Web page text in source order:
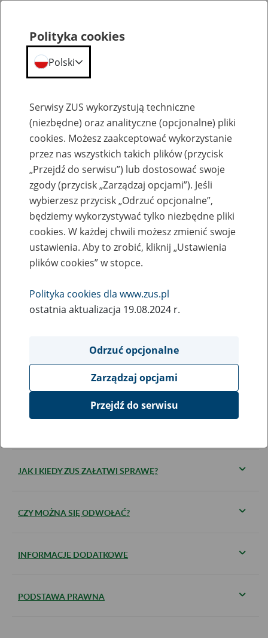
Katalog usług
Dane z ZUS dla uprawnionych
instytucji (OK-WUD)
KOGO DOTYCZY?
JAKIE DOKUMENTY SĄ WYMAGANE?
KIEDY ZŁOŻYĆ DOKUMENTY?
JAK I KIEDY ZUS ZAŁATWI SPRAWĘ?
CZY MOŻNA SIĘ ODWOŁAĆ?
INFORMACJE DODATKOWE
PODSTAWA PRAWNA
Polityka cookies
Polski
Serwisy ZUS wykorzystują techniczne
(niezbędne) oraz analityczne (opcjonalne) pliki
cookies. Możesz zaakceptować wykorzystanie
przez nas wszystkich takich plików (przycisk
„Przejdź do serwisu”) lub dostosować swoje
zgody (przycisk „Zarządzaj opcjami”). Jeśli
wybierzesz przycisk „Odrzuć opcjonalne”,
będziemy wykorzystywać tylko niezbędne pliki
cookies. W każdej chwili możesz zmienić swoje
ustawienia. Aby to zrobić, kliknij „Ustawienia
plików cookies” w stopce.
Polityka cookies dla www.zus.pl
ostatnia aktualizacja 19.08.2024 r.
Odrzuć opcjonalne
Zarządzaj opcjami
Przejdź do serwisu